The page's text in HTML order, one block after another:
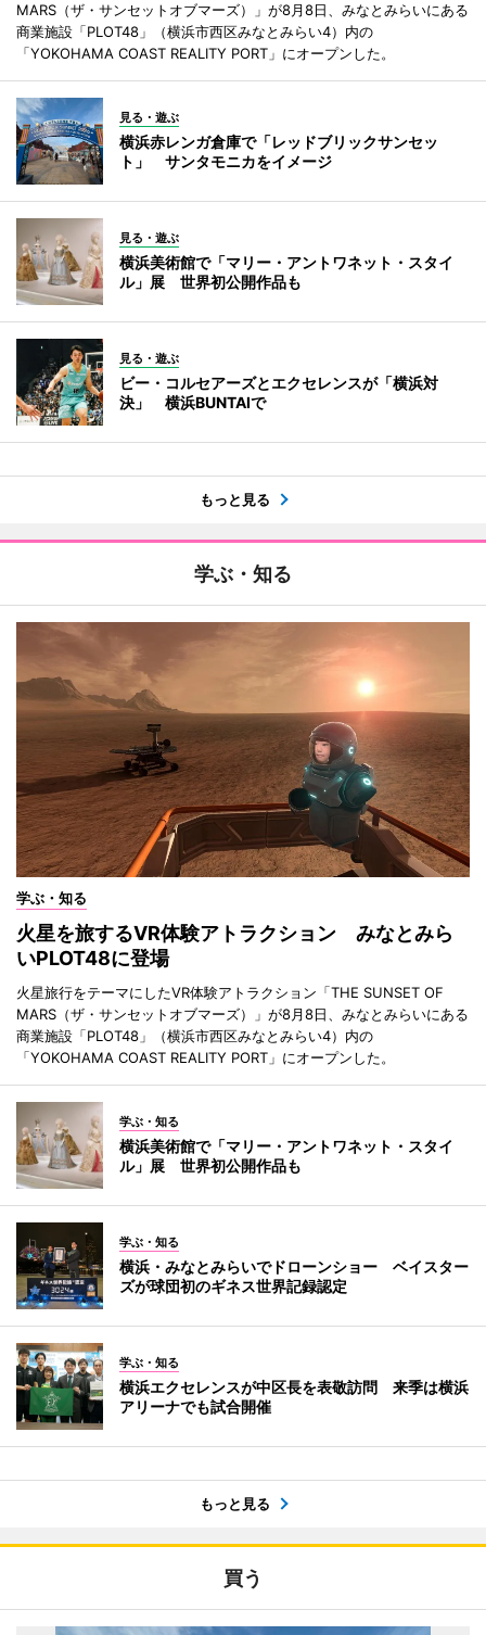
MARS（ザ・サンセットオブマーズ）」が8月8日、みなとみらいにある
商業施設「PLOT48」（横浜市西区みなとみらい4）内の
「YOKOHAMA COAST REALITY PORT」にオープンした。
見る・遊ぶ
横浜赤レンガ倉庫で「レッドブリックサンセッ
ト」 サンタモニカをイメージ
見る・遊ぶ
横浜美術館で「マリー・アントワネット・スタイ
ル」展 世界初公開作品も
見る・遊ぶ
ビー・コルセアーズとエクセレンスが「横浜対
決」 横浜BUNTAIで
もっと見る
学ぶ・知る
学ぶ・知る
火星を旅するVR体験アトラクション みなとみら
いPLOT48に登場
火星旅行をテーマにしたVR体験アトラクション「THE SUNSET OF
MARS（ザ・サンセットオブマーズ）」が8月8日、みなとみらいにある
商業施設「PLOT48」（横浜市西区みなとみらい4）内の
「YOKOHAMA COAST REALITY PORT」にオープンした。
学ぶ・知る
横浜美術館で「マリー・アントワネット・スタイ
ル」展 世界初公開作品も
学ぶ・知る
横浜・みなとみらいでドローンショー ベイスター
ズが球団初のギネス世界記録認定
学ぶ・知る
横浜エクセレンスが中区長を表敬訪問 来季は横浜
アリーナでも試合開催
もっと見る
買う